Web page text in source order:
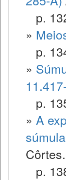
p.
»
p.
»
p.
» A
p.